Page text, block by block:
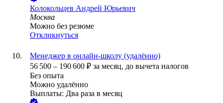
Колокольцев Андрей Юрьевич
Москва
Можно без резюме
Откликнуться
Менеджер в онлайн-школу (удалённо)
56 500 – 190 600 ₽ за месяц, до вычета налогов
Без опыта
Можно удалённо
Выплаты: Два раза в месяц